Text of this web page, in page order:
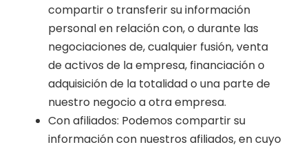
compartir o transferir su información
personal en relación con, o durante las
negociaciones de, cualquier fusión, venta
de activos de la empresa, financiación o
adquisición de la totalidad o una parte de
nuestro negocio a otra empresa.
Con afiliados: Podemos compartir su
información con nuestros afiliados, en cuyo